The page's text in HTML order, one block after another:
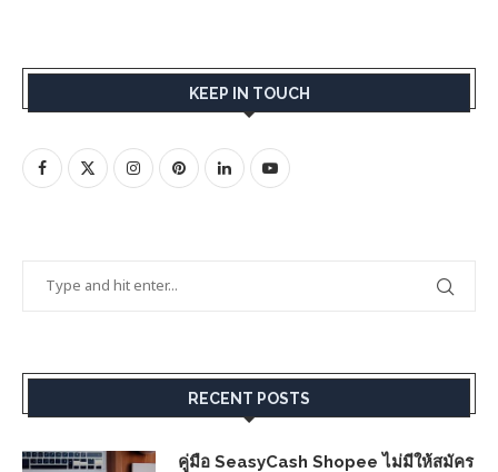
KEEP IN TOUCH
RECENT POSTS
คู่มือ SeasyCash Shopee ไม่มีให้สมัคร